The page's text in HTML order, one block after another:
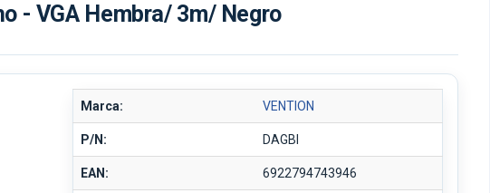
- VGA Hembra/ 3m/ Negro
Marca: VENTION
P/N: DAGBI
EAN: 6922794743946